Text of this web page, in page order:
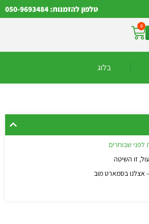
טלפון להזמנות: 050-9693484
0
בלוג
לפני שבוחרים
זו השיטה
אצלנו בסמארט מוב